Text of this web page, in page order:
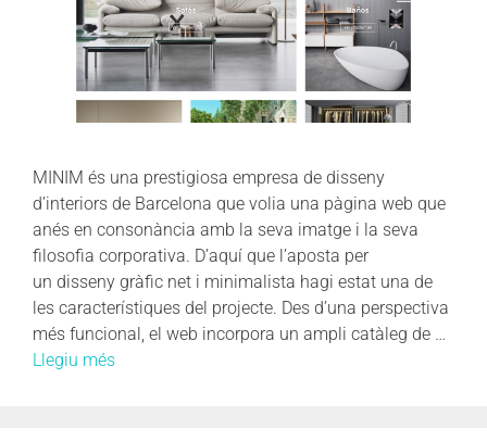
MINIM és una prestigiosa empresa de disseny
d’interiors de Barcelona que volia una pàgina web que
anés en consonància amb la seva imatge i la seva
filosofia corporativa. D’aquí que l’aposta per
un disseny gràfic net i minimalista hagi estat una de
les característiques del projecte. Des d’una perspectiva
més funcional, el web incorpora un ampli catàleg de …
Llegiu més